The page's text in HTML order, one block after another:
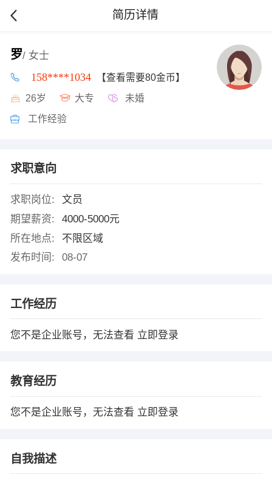
简历详情
罗/ 女士
158****1034 【查看需要80金币】
26岁 大专 未婚
工作经验
求职意向
求职岗位:
文员
期望薪资:
4000-5000元
所在地点:
不限区域
发布时间:
08-07
工作经历
您不是企业账号，无法查看 立即登录
教育经历
您不是企业账号，无法查看 立即登录
自我描述